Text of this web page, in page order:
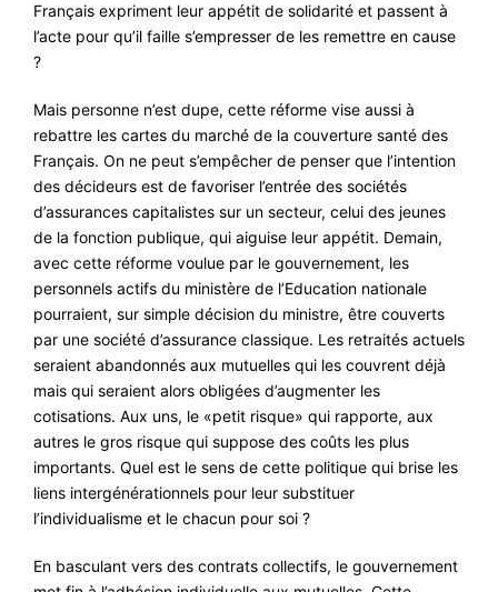
Français expriment leur appétit de solidarité et passent à
l’acte pour qu’il faille s’empresser de les remettre en cause
?
Mais personne n’est dupe, cette réforme vise aussi à
rebattre les cartes du marché de la couverture santé des
Français. On ne peut s’empêcher de penser que l’intention
des décideurs est de favoriser l’entrée des sociétés
d’assurances capitalistes sur un secteur, celui des jeunes
de la fonction publique, qui aiguise leur appétit. Demain,
avec cette réforme voulue par le gouvernement, les
personnels actifs du ministère de l’Education nationale
pourraient, sur simple décision du ministre, être couverts
par une société d’assurance classique. Les retraités actuels
seraient abandonnés aux mutuelles qui les couvrent déjà
mais qui seraient alors obligées d’augmenter les
cotisations. Aux uns, le «petit risque» qui rapporte, aux
autres le gros risque qui suppose des coûts les plus
importants. Quel est le sens de cette politique qui brise les
liens intergénérationnels pour leur substituer
l’individualisme et le chacun pour soi ?
En basculant vers des contrats collectifs, le gouvernement